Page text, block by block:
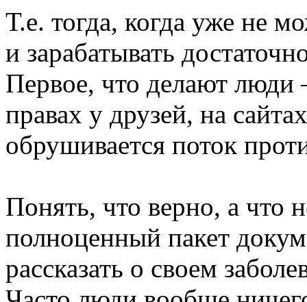
Т.е. тогда, когда уже не
и зарабатывать
Первое, что делают люди
правах у друзей, на
обрушивается поток
Понять, что верно, а что
полноценный пакет
рассказать о своем